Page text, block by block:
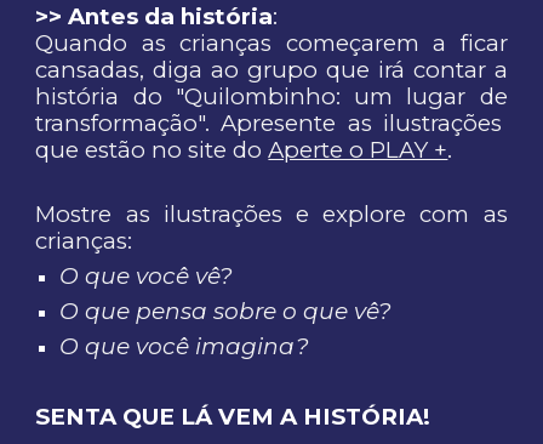
>> Antes da história:
Quando as crianças começarem a ficar
cansadas, diga ao grupo que irá contar a
história do "Quilombinho: um lugar de
transformação". Apresente as ilustrações
que estão no site do Aperte o PLAY +.
Mostre as ilustrações e explore com as
crianças:
O que você vê?
O que pensa sobre o que vê?
O que você imagina?
SENTA QUE LÁ VEM A HISTÓRIA!